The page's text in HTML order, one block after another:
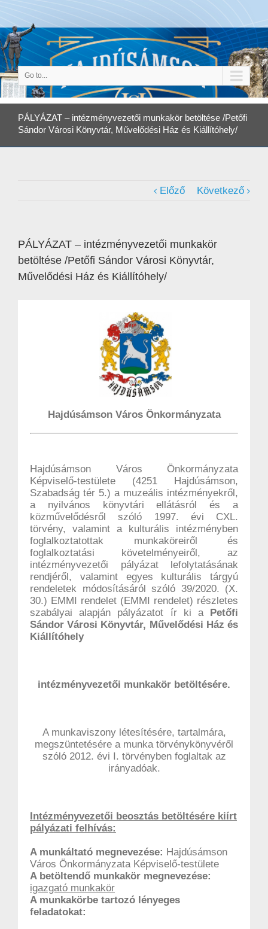
Go to...
PÁLYÁZAT – intézményvezetői munkakör betöltése /Petőfi
Sándor Városi Könyvtár, Művelődési Ház és Kiállítóhely/
Előző Következő
PÁLYÁZAT – intézményvezetői munkakör
betöltése /Petőfi Sándor Városi Könyvtár,
Művelődési Ház és Kiállítóhely/
Hajdúsámson Város Önkormányzata
Hajdúsámson Város Önkormányzata
Képviselő-testülete (4251 Hajdúsámson,
Szabadság tér 5.) a muzeális intézményekről,
a nyilvános könyvtári ellátásról és a
közművelődésről szóló 1997. évi CXL.
törvény, valamint a kulturális intézményben
foglalkoztatottak munkaköreiről és
foglalkoztatási követelményeiről, az
intézményvezetői pályázat lefolytatásának
rendjéről, valamint egyes kulturális tárgyú
rendeletek módosításáról szóló 39/2020. (X.
30.) EMMI rendelet (EMMI rendelet) részletes
szabályai alapján pályázatot ír ki a Petőfi
Sándor Városi Könyvtár, Művelődési Ház és
Kiállítóhely
intézményvezetői munkakör betöltésére.
A munkaviszony létesítésére, tartalmára,
megszüntetésére a munka törvénykönyvéről
szóló 2012. évi I. törvényben foglaltak az
irányadóak.
Intézményvezetői beosztás betöltésére kiírt
pályázati felhívás:
A munkáltató megnevezése: Hajdúsámson
Város Önkormányzata Képviselő-testülete
A betöltendő munkakör megnevezése:
igazgató munkakör
A munkakörbe tartozó lényeges
feladatokat: